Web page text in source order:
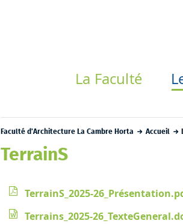
La Faculté
Faculté d'Architecture La Cambre Horta Accueil
TerrainS
TerrainS_2025-
Terrains_2025-